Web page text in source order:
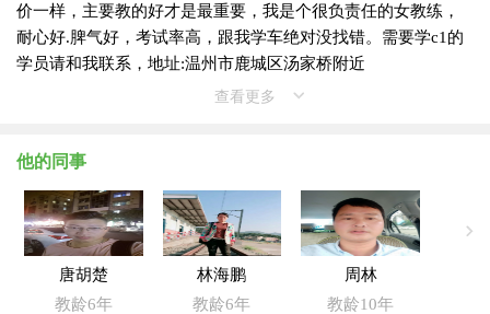
价一样，主要教的好才是最重要，我是个很负责任的女教练，
耐心好.脾气好，考试率高，跟我学车绝对没找错。需要学c1的
学员请和我联系，地址:温州市鹿城区汤家桥附近
查看更多
他的同事
唐胡楚
教龄6年
林海鹏
教龄6年
周林
教龄10年